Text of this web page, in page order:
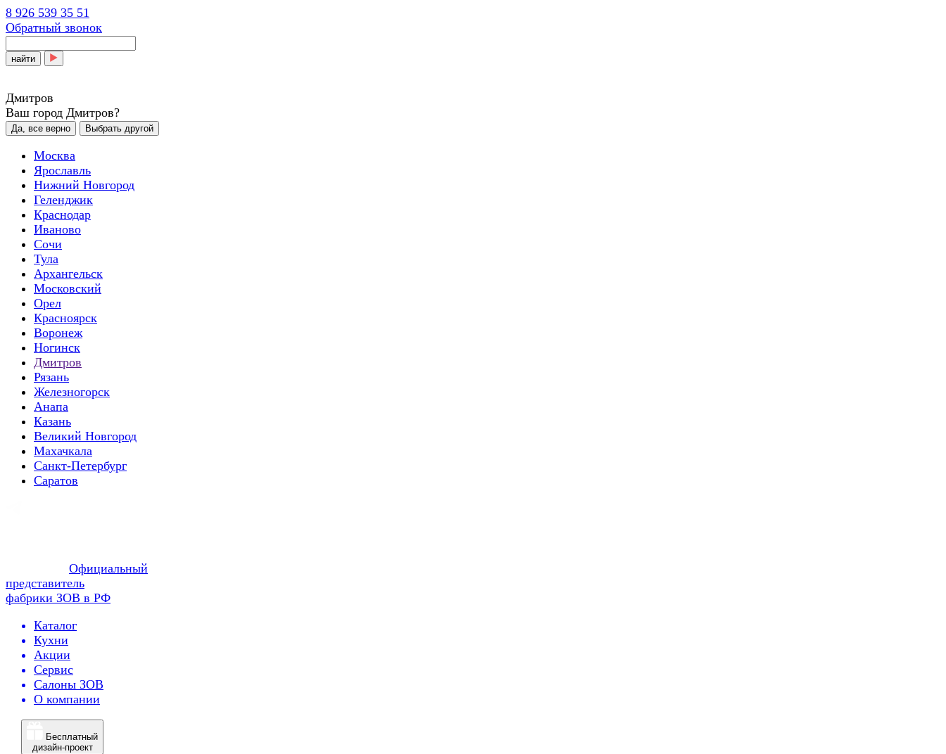
8 926 539 35 51
Обратный звонок
найти
Дмитров
Ваш город Дмитров?
Да, все верно Выбрать другой
Москва
Ярославль
Нижний Новгород
Геленджик
Краснодар
Иваново
Сочи
Тула
Архангельск
Московский
Орел
Красноярск
Воронеж
Ногинск
Дмитров
Рязань
Железногорск
Анапа
Казань
Великий Новгород
Махачкала
Санкт-Петербург
Саратов
Официальный
представитель
фабрики ЗОВ в РФ
Каталог
Кухни
Акции
Сервис
Салоны ЗОВ
О компании
Бесплатный
дизайн-проект